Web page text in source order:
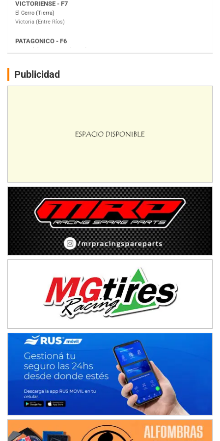
Moto Club Reginense (Tierra)
Gral. E. Godoy (Río Negro)
Juventud Unida (Tierra)
Humboldt (Santa Fe)
NORESTE SANTAFESINO - F6
Ciudad de Avellaneda (Asfalto)
Avellaneda (Santa Fe)
COBERTURA ESPECIAL DE E-KART.COM.AR
08/09-AGO
IAME SERIES ARGENTINA 6
Ramiro Tot (Asfalto)
Baradero (Buenos Aires)
KDO - F6
Ciudad de Trenque Lauquen (Asfalto)
ENTRERRIANO - F6 (POSTERGADA)
Parque de la Velocidad (Asfalto)
Villaguay (Entre Ríos)
VICTORIENSE - F7
El Cerro (Tierra)
Victoria (Entre Ríos)
PATAGONICO - F6
Moto Club Reginense (Tierra)
Gral. E. Godoy (Río Negro)
CSK - F7
Juventud Unida (Tierra)
NORESTE SANTAFESINO - F6
Publicidad